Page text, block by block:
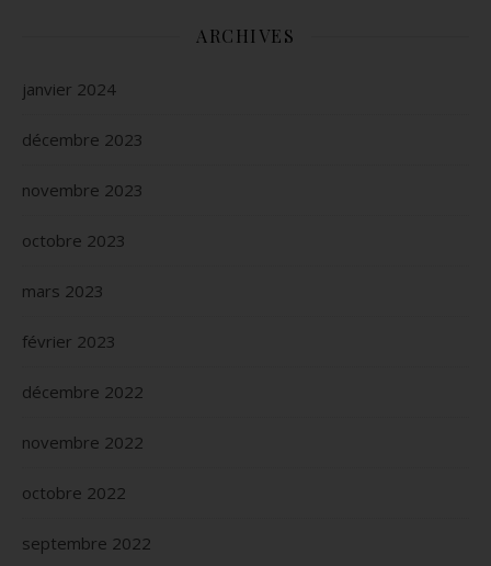
ARCHIVES
janvier 2024
décembre 2023
novembre 2023
octobre 2023
mars 2023
février 2023
décembre 2022
novembre 2022
octobre 2022
septembre 2022